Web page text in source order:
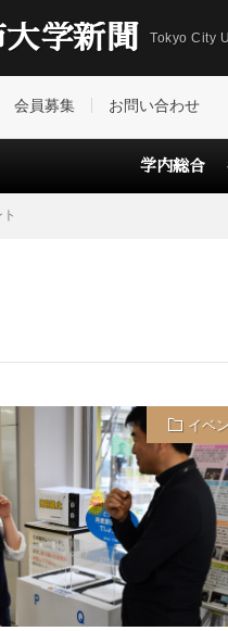
学新聞 Tokyo City
会員募集 お問い合わせ
学内総合
イベ